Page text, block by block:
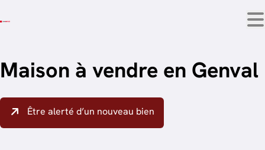
Maison à vendre en Genval
Être alerté d’un nouveau bien